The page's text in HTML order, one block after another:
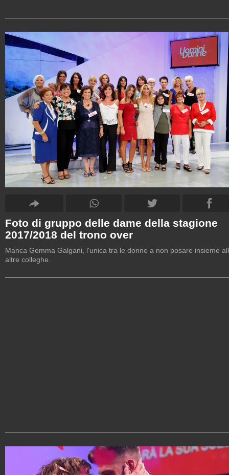
Foto di gruppo delle dame della stagione
2017/2018 del trono over
Manca Gemma Galgani, l'unica tra le donne a non posare insieme
altre colleghe.